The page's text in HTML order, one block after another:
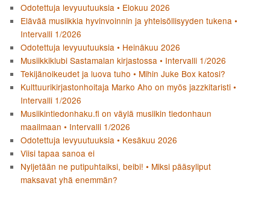
Odotettuja levyuutuuksia • Elokuu 2026
Elävää musiikkia hyvinvoinnin ja yhteisöllisyyden tukena •
Intervalli 1/2026
Odotettuja levyuutuuksia • Heinäkuu 2026
Musiikkiklubi Sastamalan kirjastossa • Intervalli 1/2026
Tekijänoikeudet ja luova tuho • Mihin Juke Box katosi?
Kulttuurikirjastonhoitaja Marko Aho on myös jazzkitaristi •
Intervalli 1/2026
Musiikintiedonhaku.fi on väylä musiikin tiedonhaun
maailmaan • Intervalli 1/2026
Odotettuja levyuutuuksia • Kesäkuu 2026
Viisi tapaa sanoa ei
Nyljetään ne putipuhtaiksi, beibi! • Miksi pääsyliput
maksavat yhä enemmän?